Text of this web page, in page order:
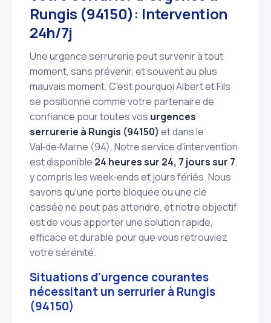
Rungis (94150): Intervention
24h/7j
Une urgence serrurerie peut survenir à tout
moment, sans prévenir, et souvent au plus
mauvais moment. C'est pourquoi Albert et Fils
se positionne comme votre partenaire de
confiance pour toutes vos urgences
serrurerie à Rungis (94150) et dans le
Val‑de‑Marne (94). Notre service d'intervention
est disponible 24 heures sur 24, 7 jours sur 7,
y compris les week‑ends et jours fériés. Nous
savons qu'une porte bloquée ou une clé
cassée ne peut pas attendre, et notre objectif
est de vous apporter une solution rapide,
efficace et durable pour que vous retrouviez
votre sérénité.
Situations d'urgence courantes
nécessitant un serrurier à Rungis
(94150)